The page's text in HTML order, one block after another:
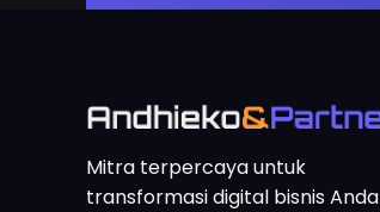
Mitra terpercaya untuk
transformasi digital bisnis Anda